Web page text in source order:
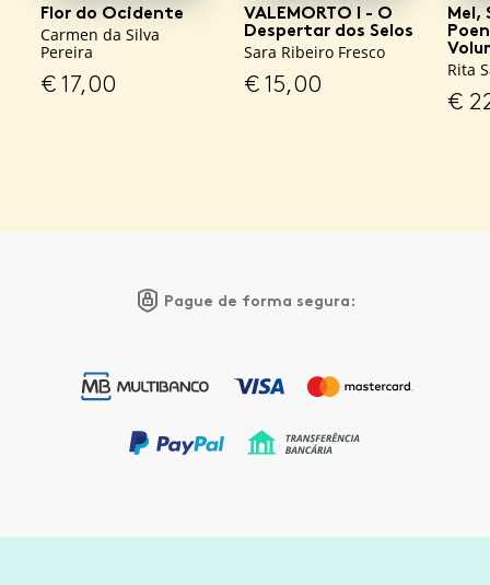
Flor do Ocidente
Carmen da Silva
Pereira
€17,00
VALEMORTO I - O
Despertar dos Selos
Sara Ribeiro Fresco
€15,00
Mel,
Rita
€
Pague de forma segura: